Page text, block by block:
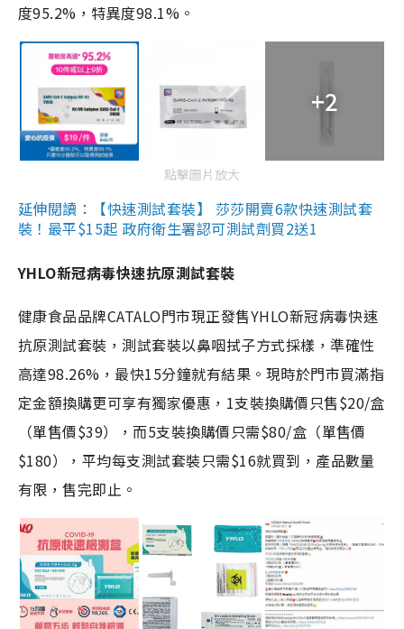
度95.2%，特異度98.1%。
+2
點擊圖片放大
延伸閱讀：【快速測試套裝】 莎莎開賣6款快速測試套
裝！最平$15起 政府衛生署認可測試劑買2送1
YHLO新冠病毒快速抗原測試套裝
健康食品品牌CATALO門市現正發售YHLO新冠病毒快速
抗原測試套裝，測試套裝以鼻咽拭子方式採樣，準確性
高達98.26%，最快15分鐘就有結果。現時於門市買滿指
定金額換購更可享有獨家優惠，1支裝換購價只售$20/盒
（單售價$39），而5支裝換購價只需$80/盒（單售價
$180），平均每支測試套裝只需$16就買到，產品數量
有限，售完即止。